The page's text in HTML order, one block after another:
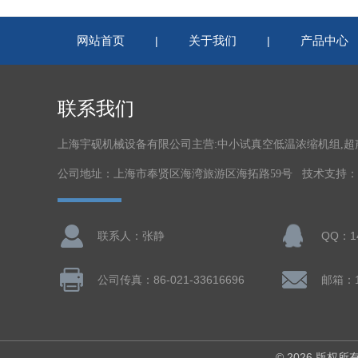
网站首页 | 关于我们 | 产品中心
联系我们
上海宇砚机械设备有限公司主营:中小试真空低温浓缩机组,
公司地址：上海市奉贤区海湾旅游区海拓路59号 技术支持：
联系人：张静 QQ：
公司传真：86-021-33616696 邮箱